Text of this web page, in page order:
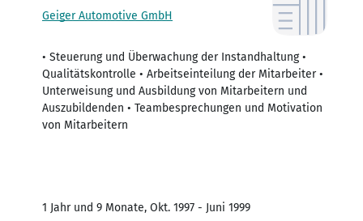
Geiger Automotive GmbH
• Steuerung und Überwachung der Instandhaltung •
Qualitätskontrolle • Arbeitseinteilung der Mitarbeiter •
Unterweisung und Ausbildung von Mitarbeitern und
Auszubildenden • Teambesprechungen und Motivation
von Mitarbeitern
1 Jahr und 9 Monate, Okt. 1997 - Juni 1999